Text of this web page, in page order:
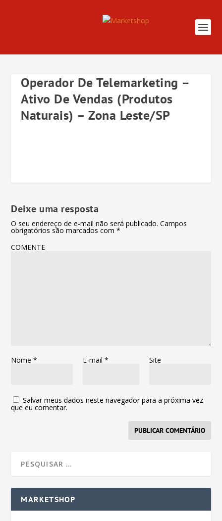
Operador De Telemarketing –
Ativo De Vendas (Produtos
Naturais) – Zona Leste/SP
Deixe uma resposta
O seu endereço de e-mail não será publicado. Campos
obrigatórios são marcados com*
COMENTE
Nome* E-mail * Site
Salvar meus dados neste navegador para a próxima vez
que eu comentar.
MARKETSHOP